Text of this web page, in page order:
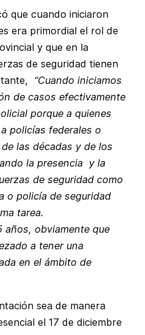
que cuando iniciaron
era primordial el rol de
y que en la
de seguridad tienen
“Cuando iniciamos
de casos efectivamente
porque a quienes
policías federales o
las décadas y de los
la presencia y la
de seguridad como
o policía de seguridad
tarea.
años, obviamente que
a tener una
en el ámbito de
sea de manera
el 17 de diciembre